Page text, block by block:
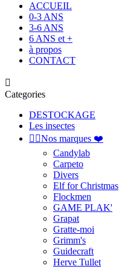
ACCUEIL
0-3 ANS
3-6 ANS
6 ANS et +
à propos
CONTACT

Categories
DESTOCKAGE
Les insectes
 Nos marques ❤️
Candylab
Carpeto
Divers
Elf for Christmas
Flockmen
GAME PLAK'
Grapat
Gratte-moi
Grimm's
Guidecraft
Herve Tullet